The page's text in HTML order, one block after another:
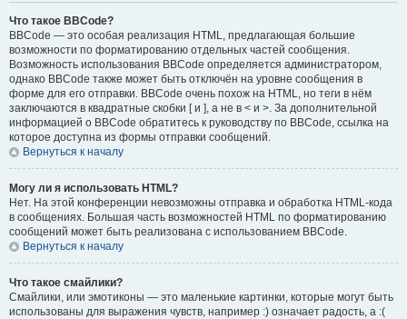
Что такое BBCode?
BBCode — это особая реализация HTML, предлагающая большие
возможности по форматированию отдельных частей сообщения.
Возможность использования BBCode определяется администратором,
однако BBCode также может быть отключён на уровне сообщения в
форме для его отправки. BBCode очень похож на HTML, но теги в нём
заключаются в квадратные скобки [ и ], а не в < и >. За дополнительной
информацией о BBCode обратитесь к руководству по BBCode, ссылка на
которое доступна из формы отправки сообщений.
Вернуться к началу
Могу ли я использовать HTML?
Нет. На этой конференции невозможны отправка и обработка HTML-кода
в сообщениях. Большая часть возможностей HTML по форматированию
сообщений может быть реализована с использованием BBCode.
Вернуться к началу
Что такое смайлики?
Смайлики, или эмотиконы — это маленькие картинки, которые могут быть
использованы для выражения чувств, например :) означает радость, а :(